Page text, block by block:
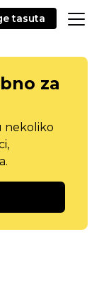
tasuta
za
nekoliko